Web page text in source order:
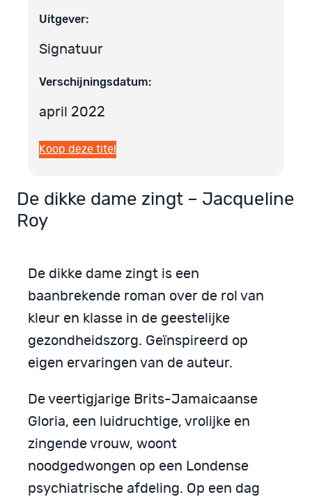
Uitgever:
Signatuur
Verschijningsdatum:
april 2022
Koop deze titel
De dikke dame zingt – Jacqueline
Roy
De dikke dame zingt is een
baanbrekende roman over de rol van
kleur en klasse in de geestelijke
gezondheidszorg. Geïnspireerd op
eigen ervaringen van de auteur.
De veertigjarige Brits-Jamaicaanse
Gloria, een luidruchtige, vrolijke en
zingende vrouw, woont
noodgedwongen op een Londense
psychiatrische afdeling. Op een dag